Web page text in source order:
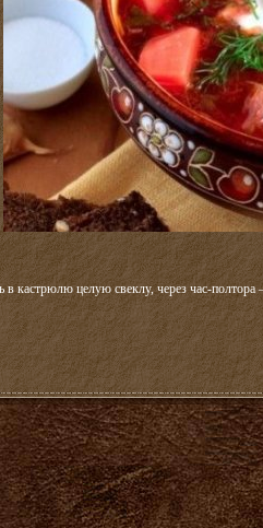
в кастрюлю целую свеклу, через час-